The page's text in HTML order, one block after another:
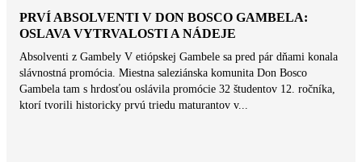
PRVÍ ABSOLVENTI V DON BOSCO GAMBELA:
OSLAVA VYTRVALOSTI A NÁDEJE
Absolventi z Gambely V etiópskej Gambele sa pred pár dňami konala
slávnostná promócia. Miestna saleziánska komunita Don Bosco
Gambela tam s hrdosťou oslávila promócie 32 študentov 12. ročníka,
ktorí tvorili historicky prvú triedu maturantov v...